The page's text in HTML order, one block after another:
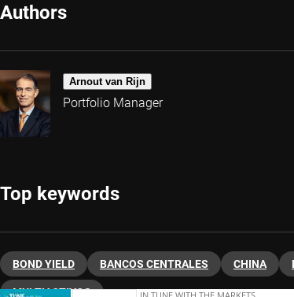
Authors
Arnout van Rijn
Portfolio Manager
Top keywords
BOND YIELD BANCOS CENTRALES CHINA
MULTIACTIVOS